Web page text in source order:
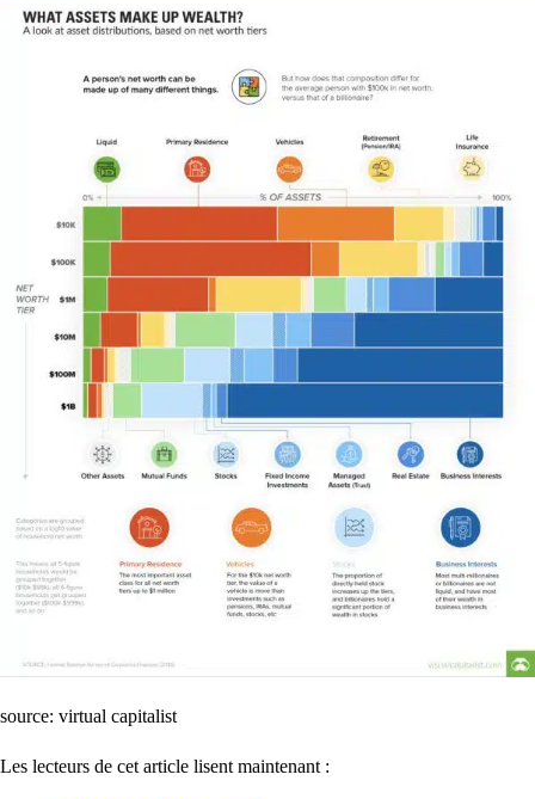
source: virtual capitalist
Les lecteurs de cet article lisent maintenant :